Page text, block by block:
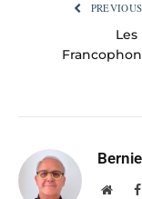
Bernie